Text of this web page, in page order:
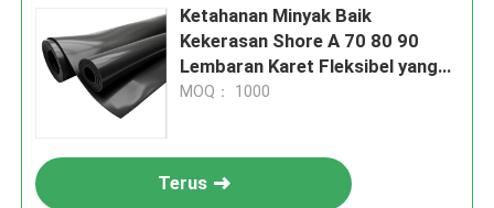
Ketahanan Minyak Baik
Kekerasan Shore A 70 80 90
Lembaran Karet Fleksibel yang
Dapat Disesuaikan Ideal untuk
MOQ： 1000
Terus